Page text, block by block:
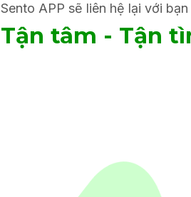
Sento APP sẽ liên hệ lại với
Tận tâm - Tận